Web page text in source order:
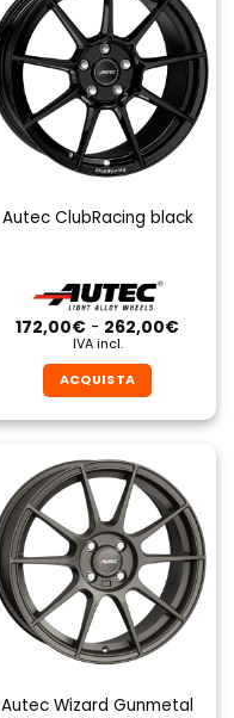
Autec ClubRacing black
172,00€ - 262,00€Fascia
IVA incl.
ACQUISTA
prodotto
ha
più
varianti.
Le
opzioni
possono
essere
scelte
nella
del
Autec Wizard Gunmetal